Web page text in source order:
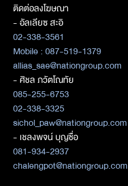
ติดต่อลงโฆษณา
- อัลเลียซ สะอิ
02-338-3561
Mobile : 087-519-1379
allias_sae@nationgroup.com
- ศิชล ภวัตโณทัย
085-255-6753
02-338-3325
sichol_paw@nationgroup.com
- เชลงพจน์ บุญซื่อ
081-934-2937
chalengpot@nationgroup.com